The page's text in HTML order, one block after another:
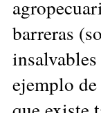
barreras
ejemplo